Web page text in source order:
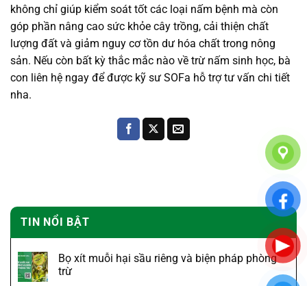
không chỉ giúp kiểm soát tốt các loại nấm bệnh mà còn
góp phần nâng cao sức khỏe cây trồng, cải thiện chất
lượng đất và giảm nguy cơ tồn dư hóa chất trong nông
sản. Nếu còn bất kỳ thắc mắc nào về trừ nấm sinh học, bà
con liên hệ ngay để được kỹ sư SOFa hỗ trợ tư vấn chi tiết
nha.
TIN NỔI BẬT
Bọ xít muỗi hại sầu riêng và biện pháp phòng
trừ